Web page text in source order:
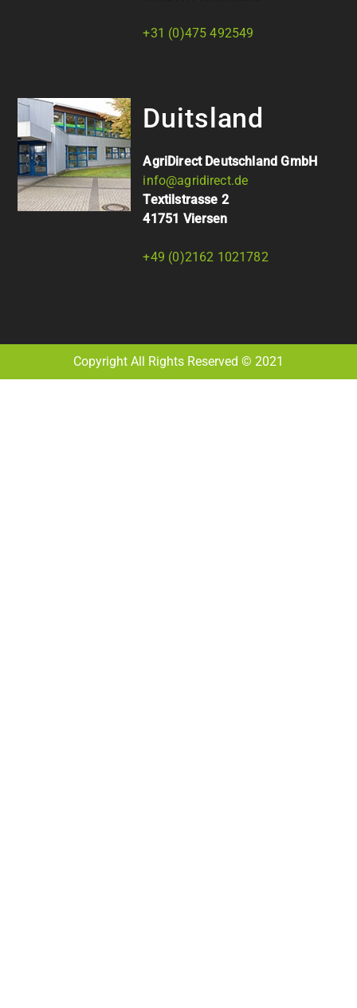
+31 (0)475 492549
Duitsland
AgriDirect Deutschland GmbH
info@agridirect.de
Textilstrasse 2
41751 Viersen
+49 (0)2162 1021782
Copyright All Rights Reserved © 2021